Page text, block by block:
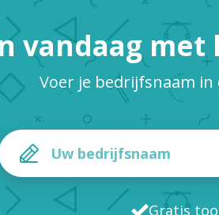
vandaag
Voer je bedrijfsnaam
Gratis